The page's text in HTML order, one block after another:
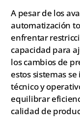
A pesar de los
automatización
enfrentar
capacidad para
los cambios de
estos sistemas
técnico y
equilibrar
calidad de